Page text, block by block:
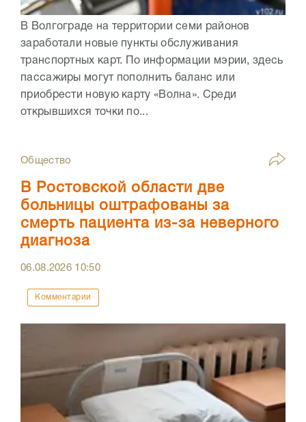
В Волгограде на территории семи районов
заработали новые пункты обслуживания
транспортных карт. По информации мэрии, здесь
пассажиры могут пополнить баланс или
приобрести новую карту «Волна». Среди
открывшихся точки по...
Общество
В Ростовской области две
больницы оштрафованы за
смерть пациента из-за неверного
диагноза
06.08.2026 10:50
Комментарии